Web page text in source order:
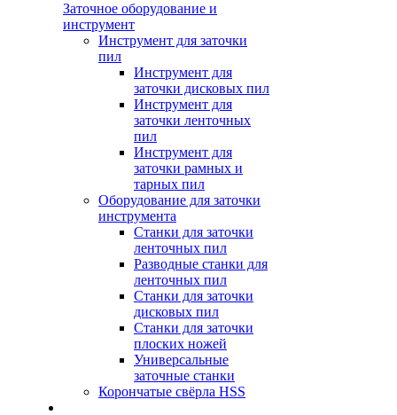
Заточное оборудование и
инструмент
Инструмент для заточки
пил
Инструмент для
заточки дисковых пил
Инструмент для
заточки ленточных
пил
Инструмент для
заточки рамных и
тарных пил
Оборудование для заточки
инструмента
Станки для заточки
ленточных пил
Разводные станки для
ленточных пил
Станки для заточки
дисковых пил
Станки для заточки
плоских ножей
Универсальные
заточные станки
Корончатые свёрла HSS